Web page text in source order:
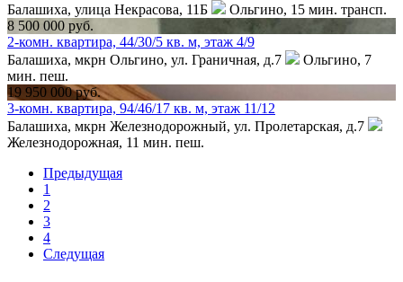
Балашиха, улица Некрасова, 11Б
Ольгино, 15 мин. трансп.
8 500 000 руб.
2-комн. квартира, 44/30/5 кв. м, этаж 4/9
Балашиха, мкрн Ольгино, ул. Граничная, д.7
Ольгино, 7
мин. пеш.
19 950 000 руб.
3-комн. квартира, 94/46/17 кв. м, этаж 11/12
Балашиха, мкрн Железнодорожный, ул. Пролетарская, д.7
Железнодорожная, 11 мин. пеш.
Предыдущая
1
2
3
4
Следущая